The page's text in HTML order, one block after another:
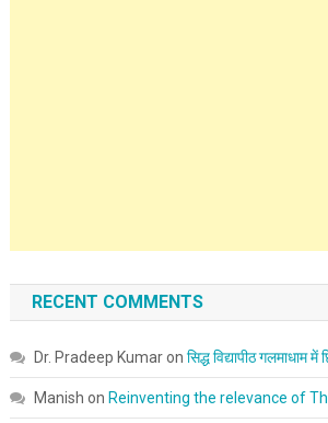
RECENT COMMENTS
Dr. Pradeep Kumaron सिद्ध विद्यापीठ गलमाधाम
Manish on Reinventing the relevance of